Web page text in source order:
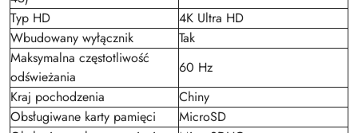
Typ HD
4K Ultra HD
Wbudowany wyłącznik
Tak
Maksymalna częstotliwość
odświeżania
60 Hz
Kraj pochodzenia
Chiny
Obsługiwane karty pamięci
MicroSD